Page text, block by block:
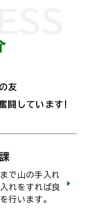
友
闘しています!
で山の手入れ
れをすれば良
行います。